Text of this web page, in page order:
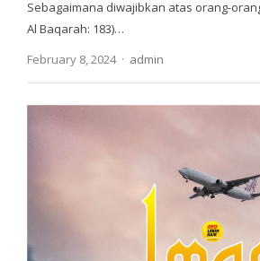
Sebagaimana diwajibkan atas orang-
Al Baqarah: 183)…
February 8, 2024
Author
admin